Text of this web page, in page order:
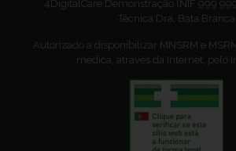
4DigitalCare Demonstração (NIF 999
Técnica Dra. Bata Branca
Autorizado a disponibilizar MNSRM e
médica, através da Internet, pelo